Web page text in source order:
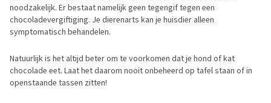
noodzakelijk. Er bestaat namelijk geen tegengif tegen een
chocoladevergiftiging. Je dierenarts kan je huisdier alleen
symptomatisch behandelen.
Natuurlijk is het altijd beter om te voorkomen dat je hond of kat
chocolade eet. Laat het daarom nooit onbeheerd op tafel staan of in
openstaande tassen zitten!